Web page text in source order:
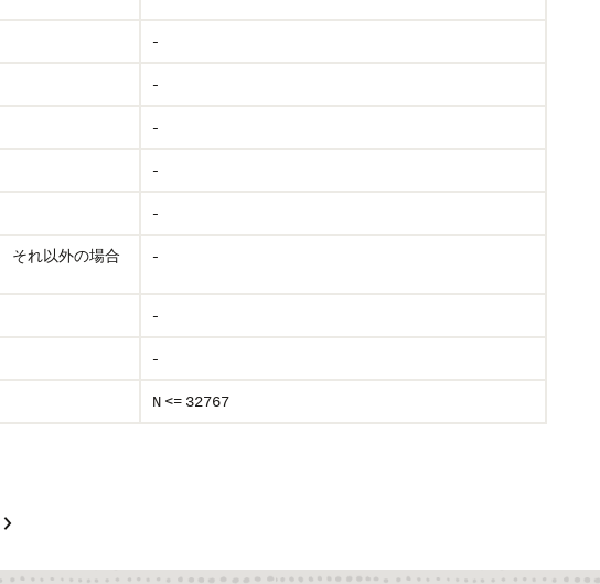
-
-
-
-
-
それ以外の場合
-
-
-
N <= 32767